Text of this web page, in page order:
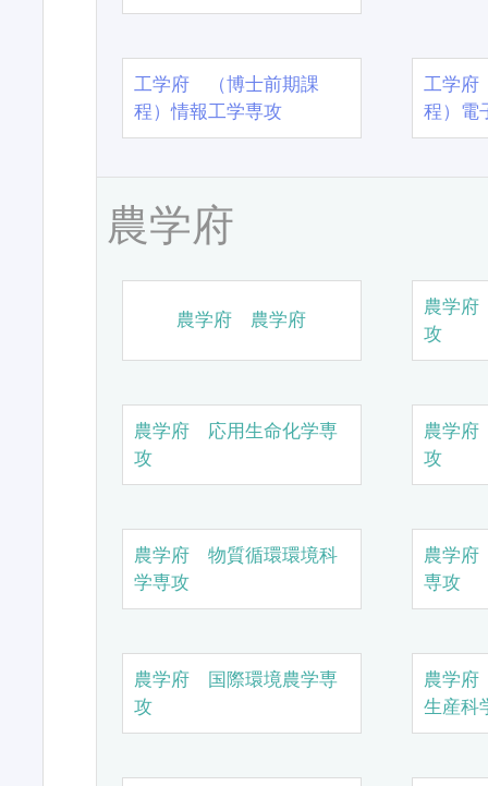
工学府 （博士前期課
程）情報工学専攻
工学
程）電
農学府
農学府 農学府
農学
攻
農学府 応用生命化学専
攻
農学
攻
農学府 物質循環環境科
学専攻
農学
専攻
農学府 国際環境農学専
攻
農学
生産科